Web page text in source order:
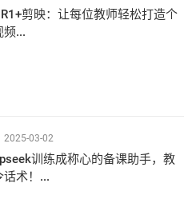
剪映：让每位教师轻松打造个
频...
2025-03-02
训练成称心的备课助手，教
话术！...